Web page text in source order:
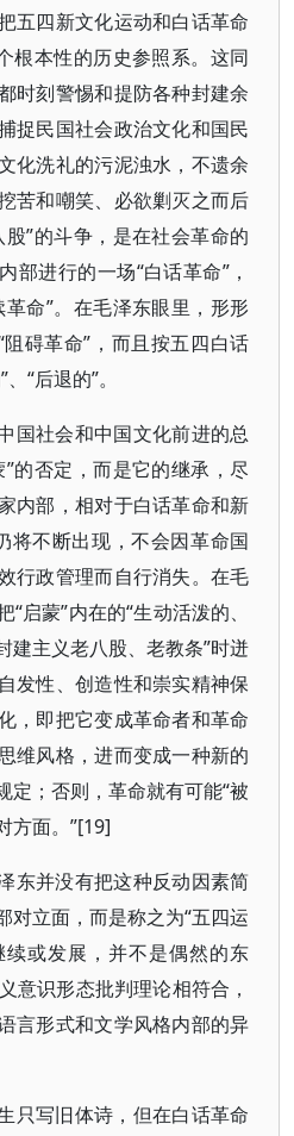
五四新文化运动和白话革命
根本性的历史参照系。这同
时刻警惕和提防各种封建余
捉民国社会政治文化和国民
化洗礼的污泥浊水，不遗余
苦和嘲笑、必欲剿灭之而后
”的斗争，是在社会革命的
部进行的一场“白话革命”，
命”。在毛泽东眼里，形形
碍革命”，而且按五四白话
“后退的”。
国社会和中国文化前进的总
的否定，而是它的继承，尽
内部，相对于白话革命和新
将不断出现，不会因革命国
行政管理而自行消失。在毛
启蒙”内在的“生动活泼的、
建主义老八股、老教条”时迸
发性、创造性和崇实精神保
，即把它变成革命者和革命
维风格，进而变成一种新的
定；否则，革命就有可能“被
方面。”[19]
东并没有把这种反动因素简
对立面，而是称之为“五四运
或发展，并不是偶然的东
意识形态批判理论相符合，
言形式和文学风格内部的异
只写旧体诗，但在白话革命